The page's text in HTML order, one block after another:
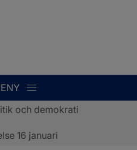
och demokrati
16 januari